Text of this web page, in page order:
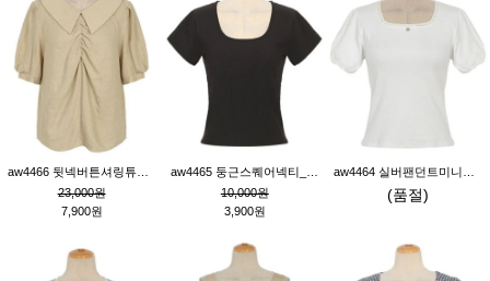
23,000원
7,900원
10,000원
3,900원
(품절)